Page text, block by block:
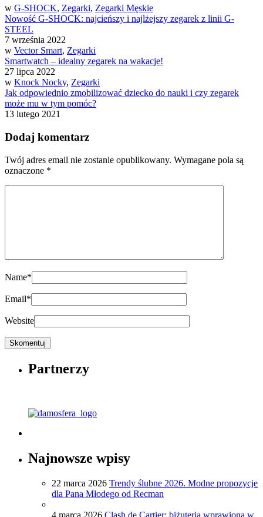
w G-SHOCK, Zegarki, Zegarki Męskie
Nowość G-SHOCK: najcieńszy i najlżejszy zegarek z linii G-
STEEL
7 września 2022
w Vector Smart, Zegarki
Smartwatch – idealny zegarek na wakacje!
27 lipca 2022
w Knock Nocky, Zegarki
Jak odpowiednio zmobilizować dziecko do nauki i czy zegarek
może mu w tym pomóc?
13 lutego 2021
Dodaj komentarz
Twój adres email nie zostanie opublikowany. Wymagane pola są
oznaczone *
Name*
Email*
Website
Partnerzy
Najnowsze wpisy
22 marca 2026 Trendy ślubne 2026. Modne propozycje
dla Pana Młodego od Recman